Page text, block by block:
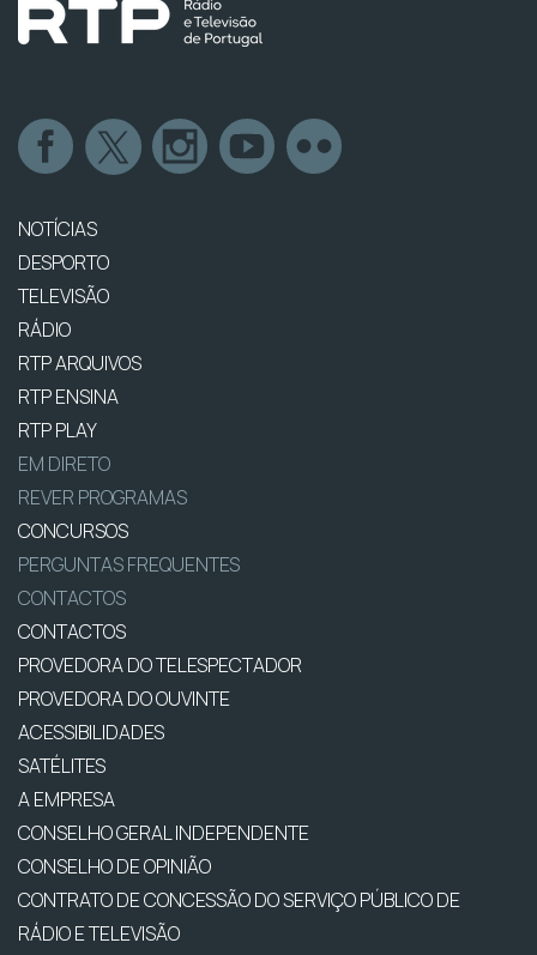
NOTÍCIAS
DESPORTO
TELEVISÃO
RÁDIO
RTP ARQUIVOS
RTP ENSINA
RTP PLAY
EM DIRETO
REVER PROGRAMAS
CONCURSOS
PERGUNTAS FREQUENTES
CONTACTOS
CONTACTOS
PROVEDORA DO TELESPECTADOR
PROVEDORA DO OUVINTE
ACESSIBILIDADES
SATÉLITES
A EMPRESA
CONSELHO GERAL INDEPENDENTE
CONSELHO DE OPINIÃO
CONTRATO DE CONCESSÃO DO SERVIÇO PÚBLICO DE
RÁDIO E TELEVISÃO